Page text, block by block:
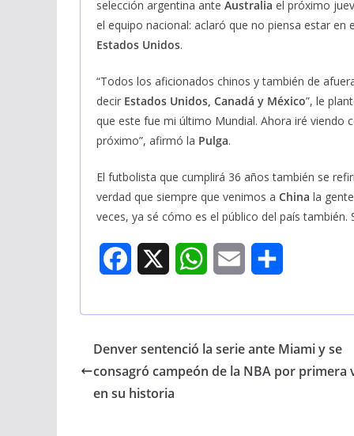
selección argentina ante Australia el próximo
el equipo nacional: aclaró que no piensa estar en
Estados Unidos.
“Todos los aficionados chinos y también de
decir Estados Unidos, Canadá y México”, le
que este fue mi último Mundial. Ahora iré viendo
próximo”, afirmó la Pulga.
El futbolista que cumplirá 36 años también se
verdad que siempre que venimos a China la
veces, ya sé cómo es el público del país
e
b
W
t
r
Denver sentenció la serie ante Miami y se
consagró campeón de la NBA por primera
en su historia